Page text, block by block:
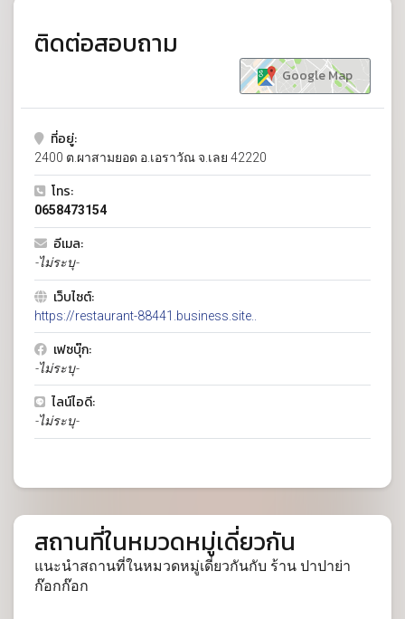
ติดต่อสอบถาม
Google Map
ที่อยู่:
2400 ต.ผาสามยอด อ.เอราวัณ จ.เลย 42220
โทร:
0658473154
อีเมล:
-ไม่ระบุ-
เว็บไซต์:
https://restaurant-88441.business.site..
เฟซบุ๊ก:
-ไม่ระบุ-
ไลน์ไอดี:
-ไม่ระบุ-
สถานที่ในหมวดหมู่เดี่ยวกัน
แนะนำสถานที่ในหมวดหมู่เดี่ยวกันกับ ร้าน ปาปาย่า
ก๊อกก๊อก